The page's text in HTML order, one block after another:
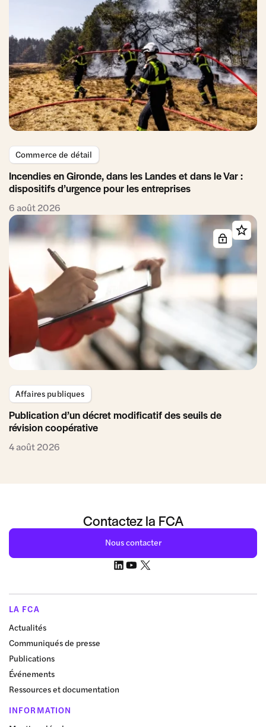
Commerce de détail
Incendies en Gironde, dans les Landes et dans le Var :
dispositifs d’urgence pour les entreprises
6 août 2026
Affaires publiques
Publication d’un décret modificatif des seuils de
révision coopérative
4 août 2026
Contactez la FCA
Nous contacter
LA FCA
Actualités
Communiqués de presse
Publications
Événements
Ressources et documentation
INFORMATION